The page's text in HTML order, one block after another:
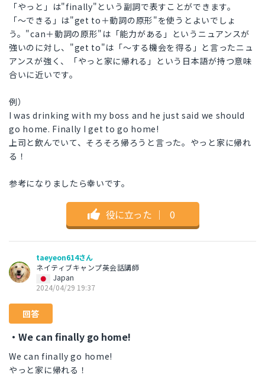
「やっと」は"finally"という副詞で表すことができます。
「〜できる」は"get to＋動詞の原形"を使うとよいでしょ
う。"can＋動詞の原形"は「能力がある」というニュアンスが
強いのに対し、"get to"は「〜する機会を得る」と言ったニュ
アンスが強く、「やっと家に帰れる」という日本語が持つ意味
合いに近いです。
例）
I was drinking with my boss and he just said we should
go home. Finally I get to go home!
上司と飲んでいて、そろそろ帰ろうと言った。やっと家に帰れ
る！
参考になりましたら幸いです。
役に立った ｜ 0
taeyeon614さん
ネイティブキャンプ英会話講師
Japan
2024/04/29 19:37
回答
・We can finally go home!
We can finally go home!
やっと家に帰れる！